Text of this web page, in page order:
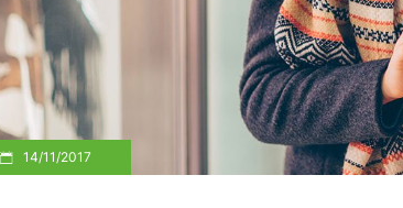
14/11/2017